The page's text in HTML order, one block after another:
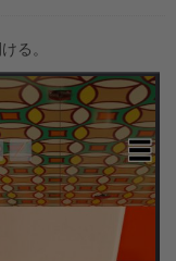
る。